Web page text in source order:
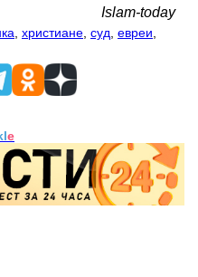
Islam-today
христиане суд евреи
e